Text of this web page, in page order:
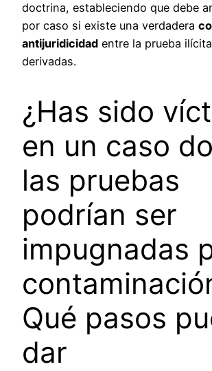
doctrina, estableciendo que debe
por caso si existe una verdadera
antijuridicidad entre la prueba
derivadas.
¿Has sido
en un caso
las pruebas
podrían ser
impugnadas
Qué pasos
dar